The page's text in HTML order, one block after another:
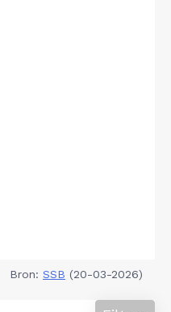
Bron: SSB (20-03-2026)